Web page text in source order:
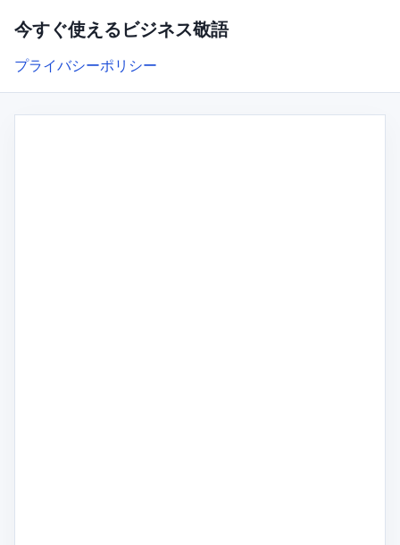
今すぐ使えるビジネス敬語
プライバシーポリシー